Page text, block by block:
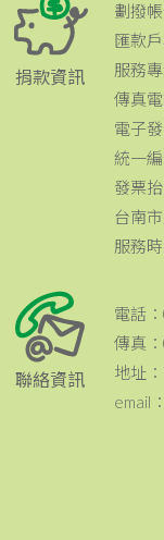
捐款資訊
劃撥
匯款
服務
傳真
電子
統一
發票
台南
服務
聯絡資訊
電話
傳真
地址
email